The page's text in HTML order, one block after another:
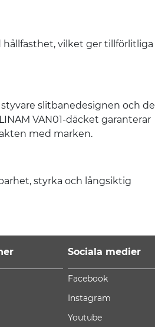
hållfasthet, vilket ger tillförlitliga
slitbanedesignen och de
VAN01-däcket garanterar
med marken.
styrka och långsiktig
Sociala medier
Facebook
Instagram
Youtube